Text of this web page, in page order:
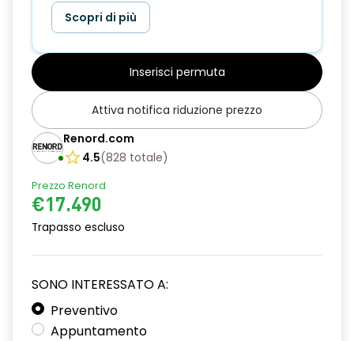
Scopri di più
Inserisci permuta
Attiva notifica riduzione prezzo
Renord.com
4.5(828 totale)
Prezzo Renord
€17.490
Trapasso escluso
SONO INTERESSATO A:
Preventivo
Appuntamento